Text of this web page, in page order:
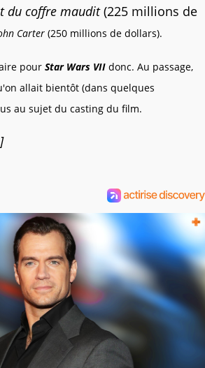
du coffre maudit(225 millions de
Carter (250 millions de dollars).
pour Star Wars VII donc. Au passage,
allait bientôt (dans quelques
au sujet du casting du film.
]